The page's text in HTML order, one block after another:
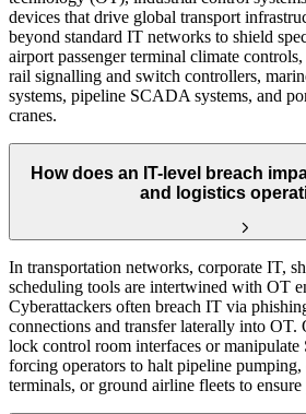
devices that drive global transport
beyond standard IT networks to shield
airport passenger terminal climate
rail signalling and switch controllers,
systems, pipeline SCADA systems, and
cranes.
How does an IT-level breach
and logistics
In transportation networks, corporate IT,
scheduling tools are intertwined with OT
Cyberattackers often breach IT via
connections and transfer laterally into OT.
lock control room interfaces or
forcing operators to halt pipeline pumping,
terminals, or ground airline fleets to ensure